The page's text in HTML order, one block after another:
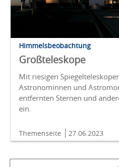
Himmelsbeobachtung
Großteleskope
Mit riesigen
Astronominnen und
entfernten Sternen und
ein.
Themenseite 27.06.2023